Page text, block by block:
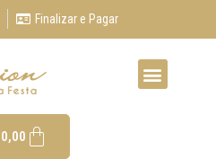
Finalizar e Pagar
0,00